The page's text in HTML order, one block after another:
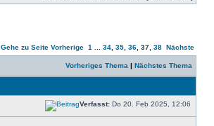
Gehe zu Seite Vorherige 1 34 35 36 37 38 Nächste
Vorheriges Thema | Nächstes Thema
Verfasst: Do 20. Feb 2025, 12:06